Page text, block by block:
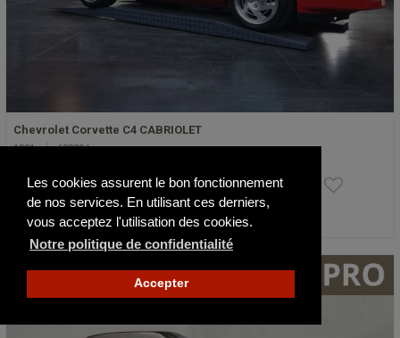
Les cookies assurent le bon fonctionnement
de nos services. En utilisant ces derniers,
vous acceptez l'utilisation des cookies.
Notre politique de confidentialité
Accepter
Chevrolet Corvette C4 CABRIOLET
1991 63029 km
24 500 €
Actualisé il y a 7 jours